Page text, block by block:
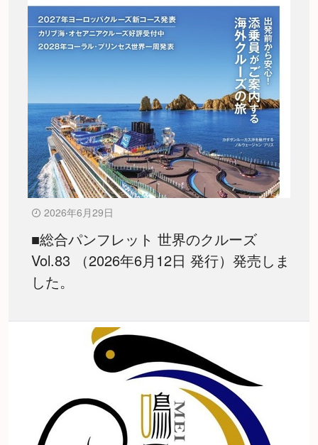
2026年6月29日
■総合パンフレット 世界のクルーズ
Vol.83 （2026年6月12日 発行）発売しま
した。